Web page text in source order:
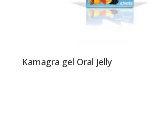
Kamagra gel Oral Jelly